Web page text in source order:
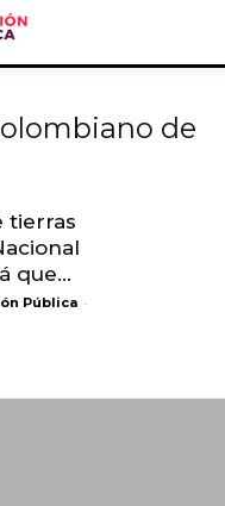
de
tierras
que...
Pública -